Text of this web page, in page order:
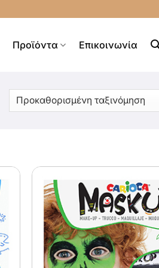
Προϊόντα Επικοινωνία